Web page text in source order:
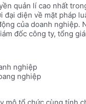
quản lí cao nhất
diện về mặt pháp
của doanh nghiệp.
đốc công ty, tổng
nghiệp
nghiệp
mô tổ chức cùng tính